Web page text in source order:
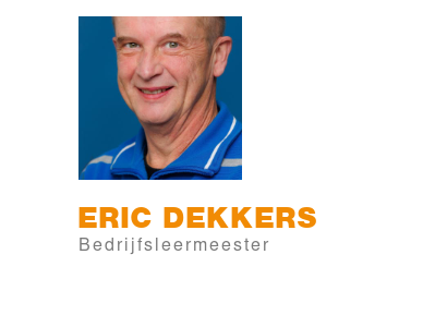
ERIC DEKKERS
Bedrijfsleermeester